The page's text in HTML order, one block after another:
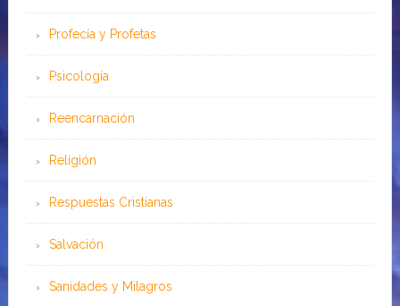
Profecía y Profetas
Psicología
Reencarnación
Religión
Respuestas Cristianas
Salvación
Sanidades y Milagros